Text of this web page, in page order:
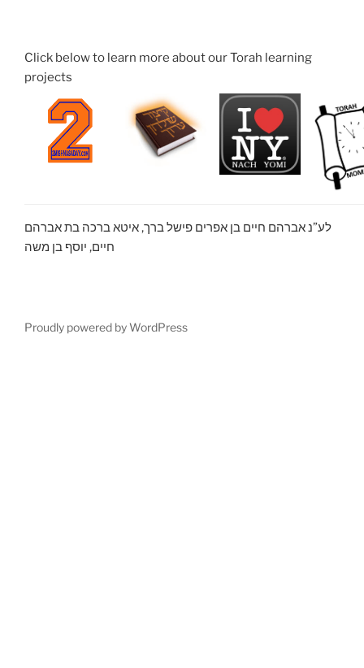
Click below to learn more about our Torah learning
projects
לע”נ אברהם חיים בן אפרים פישל ברך, איטא ברכה בת אברהם
חיים, יוסף בן משה
Proudly powered by WordPress